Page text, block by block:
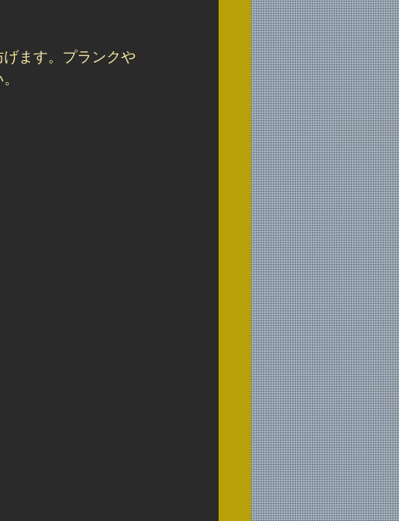
ます。プランクや